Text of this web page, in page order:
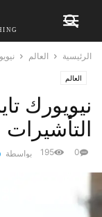
الرئيسية العالم
العالم
نيويورك
بواسطة 0
195